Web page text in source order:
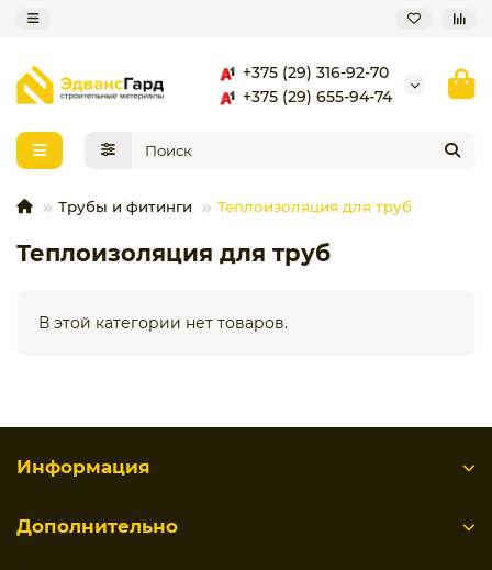
+375 (29) 316-92-70
+375 (29) 655-94-74
Трубы и фитинги Теплоизоляция для труб
Теплоизоляция для труб
В этой категории нет товаров.
Информация
Дополнительно